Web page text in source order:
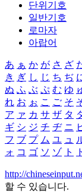
단위기호
일반기호
로마자
아랍어
あ ぁ か が さ ざ
き ぎ し じ ち ぢ
ぬ ふ ぶ ぷ む ゆ
れ お ぉ こ ご そ
ア ァ カ サ ザ タ
ギ シ ジ チ ヂ ニ
フ ブ プ ム ユ ュ
ォ コ ゴ ソ ゾ ト
http://
할 수 있습니다.